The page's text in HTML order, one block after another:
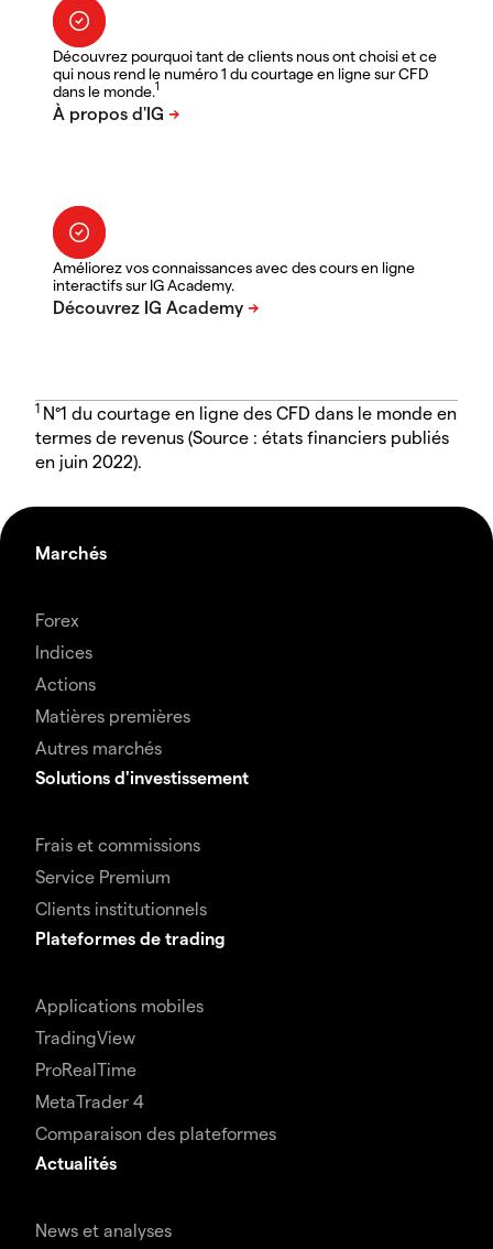
Découvrez pourquoi tant de clients nous ont choisi et ce
qui nous rend le numéro 1 du courtage en ligne sur CFD
dans le monde.1
Améliorez vos connaissances avec des cours en ligne
interactifs sur IG Academy.
1 N°1 du courtage en ligne des CFD dans le monde en
termes de revenus (Source : états financiers publiés
en juin 2022).
Marchés
Forex
Indices
Actions
Matières premières
Autres marchés
Solutions d'investissement
Frais et commissions
Service Premium
Clients institutionnels
Plateformes de trading
Applications mobiles
TradingView
ProRealTime
MetaTrader 4
Comparaison des plateformes
Actualités
News et analyses